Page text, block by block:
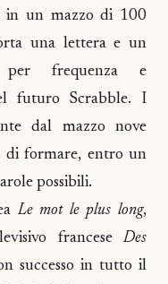
in un mazzo di 100
una lettera e un
per frequenza e
futuro Scrabble. I
dal mazzo nove
di formare, entro un
possibili.
Le mot le plus long,
franceseDes
successo in tutto il